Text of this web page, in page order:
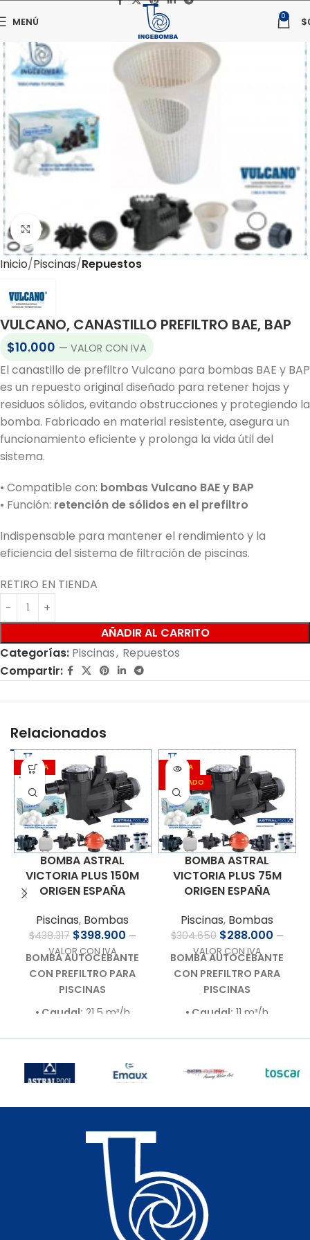
MENÚ 0 $
Haga clic para ampliar
Inicio Piscinas Repuestos
VULCANO, CANASTILLO PREFILTRO BAE, BAP
$10.000 — VALOR CON IVA
El canastillo de prefiltro Vulcano para bombas BAE y BAP
es un repuesto original diseñado para retener hojas y
residuos sólidos, evitando obstrucciones y protegiendo la
bomba. Fabricado en material resistente, asegura un
funcionamiento eficiente y prolonga la vida útil del
sistema.
• Compatible con: bombas Vulcano BAE y BAP
• Función: retención de sólidos en el prefiltro
Indispensable para mantener el rendimiento y la
eficiencia del sistema de filtración de piscinas.
RETIRO EN TIENDA
AÑADIR AL CARRITO
Categorías: Piscinas, Repuestos
Compartir:
Relacionados
OFERTA
BOMBA ASTRAL
VICTORIA PLUS 150M
ORIGEN ESPAÑA
Piscinas, Bombas
$438.317 $398.900 —
VALOR CON IVA
BOMBA AUTOCEBANTE
CON PREFILTRO PARA
PISCINAS
• Caudal: 21,5 m³/h
• Motor:1,5 HP – 220 V –
Bajo nivel de ruido (60–
• Autoaspirante:Hasta
Racor de
conexiones para 63 mm
• Cuerpo hidráulico:
Termoplástico de
última generación
Según
OFERTA
AGOTADO
BOMBA ASTRAL
VICTORIA PLUS 75M
ORIGEN ESPAÑA
Piscinas, Bombas
$304.650 $288.000 —
VALOR CON IVA
BOMBA AUTOCEBANTE
CON PREFILTRO PARA
PISCINAS
• Caudal: 11 m³/h
– Bajo nivel de ruido
• Autoaspirante:Hasta
• Cuerpo hidráulico:
Termoplástico de
última generación
• Garantía: